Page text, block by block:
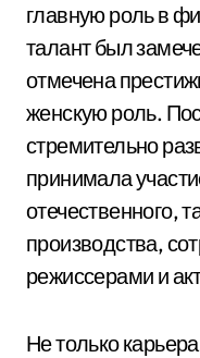
главную роль в
талант был
отмечена
женскую роль.
стремительно
принимала
отечественного,
производства,
режиссерами и
Не только